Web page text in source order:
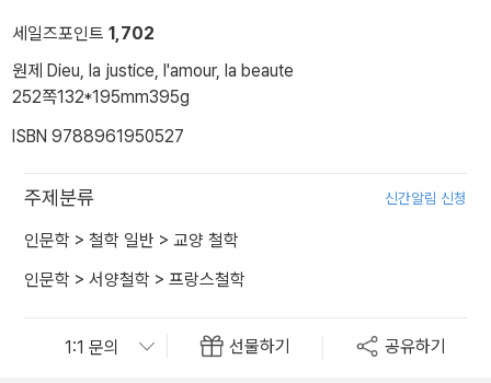
세일즈포인트 1,702
원제 Dieu, la justice, l'amour, la beaute
252쪽132*195mm395g
ISBN 9788961950527
주제분류 신간알림 신청
인문학 > 철학 일반 > 교양 철학
인문학 > 서양철학 > 프랑스철학
선물하기 공유하기